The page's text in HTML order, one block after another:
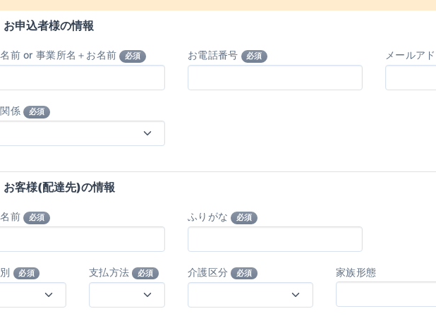
お申込者様の情報
前 or 事業所名＋お名前 必須 お電話番号 必須 メールア
関係 必須
お客様(配達先)の情報
前 必須 ふりがな 必須
必須 支払方法 必須 介護区分 必須 家族形態